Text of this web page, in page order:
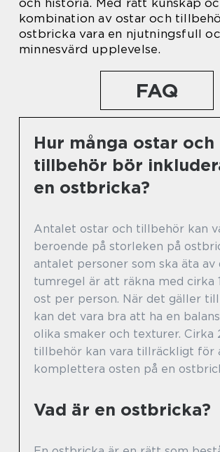
kombination av ostar och
ostbricka vara en njutningsfull
minnesvärd upplevelse.
FAQ
Hur många ostar och
tillbehör bör
en ostbricka?
Antalet ostar och tillbehör kan
beroende på storleken på
antalet personer som ska äta av
tumregel är att räkna med cirka
ost per person. När det gäller
kan det vara bra att ha en
olika smaker och texturer. Cirka
tillbehör kan vara tillräckligt för
komplettera osten på en
Vad är en ostbricka?